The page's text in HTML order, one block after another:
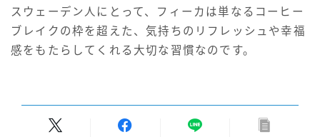
スウェーデン人にとって、フィーカは単なるコーヒー
ブレイクの枠を超えた、気持ちのリフレッシュや幸福
感をもたらしてくれる大切な習慣なのです。